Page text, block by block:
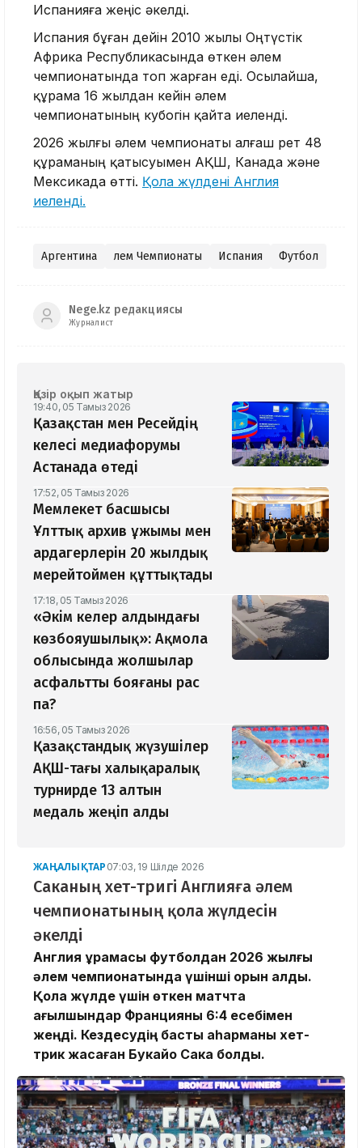
Испанияға жеңіс әкелді.
Испания бұған дейін 2010 жылы Оңтүстік
Африка Республикасында өткен әлем
чемпионатында топ жарған еді. Осылайша,
құрама 16 жылдан кейін әлем
чемпионатының кубогін қайта иеленді.
2026 жылғы әлем чемпионаты алғаш рет 48
құраманың қатысуымен АҚШ, Канада және
Мексикада өтті. Қола жүлдені Англия
иеленді.
Аргентина Әлем Чемпионаты Испания Футбол
Nege.kz редакциясы
Журналист
Қазір оқып жатыр
19:40, 05 Тамыз 2026
Қазақстан мен Ресейдің
келесі медиафорумы
Астанада өтеді
17:52, 05 Тамыз 2026
Мемлекет басшысы
Ұлттық архив ұжымы мен
ардагерлерін 20 жылдық
мерейтоймен құттықтады
17:18, 05 Тамыз 2026
«Әкім келер алдындағы
көзбояушылық»: Ақмола
облысында жолшылар
асфальтты бояғаны рас
па?
16:56, 05 Тамыз 2026
Қазақстандық жүзушілер
АҚШ-тағы халықаралық
турнирде 13 алтын
медаль жеңіп алды
ЖАҢАЛЫҚТАР 07:03, 19 Шілде 2026
Саканың хет-тригі Англияға әлем
чемпионатының қола жүлдесін
әкелді
Англия құрамасы футболдан 2026 жылғы
әлем чемпионатында үшінші орын алды.
Қола жүлде үшін өткен матчта
ағылшындар Францияны 6:4 есебімен
жеңді. Кездесудің басты қаһарманы хет-
трик жасаған Букайо Сака болды.